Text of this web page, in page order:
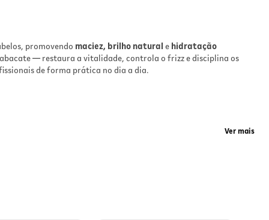
promovendo maciez, brilho natural e hidratação
— restaura a vitalidade, controla o frizz e disciplina os
de forma prática no dia a dia.
Ver mais